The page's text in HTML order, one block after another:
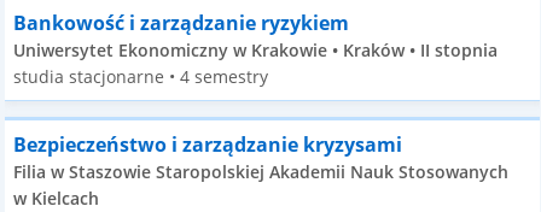
Bankowość i zarządzanie ryzykiem
Uniwersytet Ekonomiczny w Krakowie • Kraków • II stopnia
studia stacjonarne • 4 semestry
Bezpieczeństwo i zarządzanie kryzysami
Filia w Staszowie Staropolskiej Akademii Nauk Stosowanych
w Kielcach